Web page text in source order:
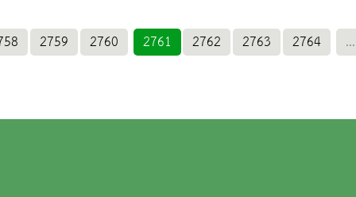
2759 2760 2761 2762 2763 2764 ...